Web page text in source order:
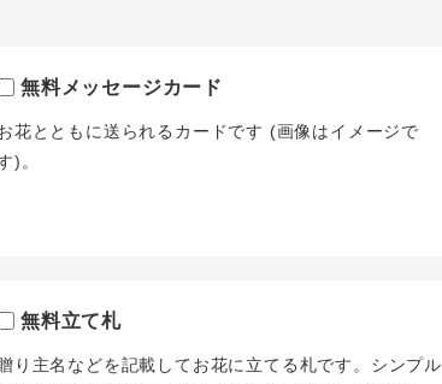
無料メッセージカード
花とともに送られるカードです (画像はイメージで
)。
無料立て札
り主名などを記載してお花に立てる札です。シンプル